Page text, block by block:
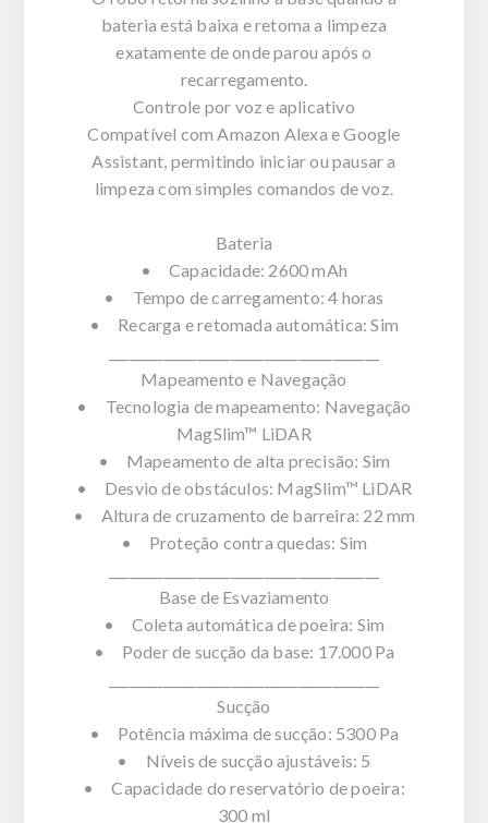
bateria está baixa e retoma a limpeza
exatamente de onde parou após o
recarregamento.
Controle por voz e aplicativo
Compatível com Amazon Alexa e Google
Assistant, permitindo iniciar ou pausar a
limpeza com simples comandos de voz.
Bateria
• Capacidade: 2600 mAh
• Tempo de carregamento: 4 horas
• Recarga e retomada automática: Sim
Mapeamento e Navegação
• Tecnologia de mapeamento: Navegação
MagSlim™ LiDAR
• Mapeamento de alta precisão: Sim
• Desvio de obstáculos: MagSlim™ LiDAR
• Altura de cruzamento de barreira: 22 mm
• Proteção contra quedas: Sim
Base de Esvaziamento
• Coleta automática de poeira: Sim
• Poder de sucção da base: 17.000 Pa
Sucção
• Potência máxima de sucção: 5300 Pa
• Níveis de sucção ajustáveis: 5
• Capacidade do reservatório de poeira:
300 ml